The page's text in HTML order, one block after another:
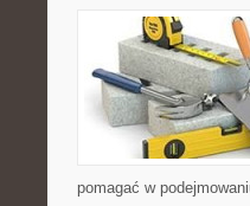
pomagać w